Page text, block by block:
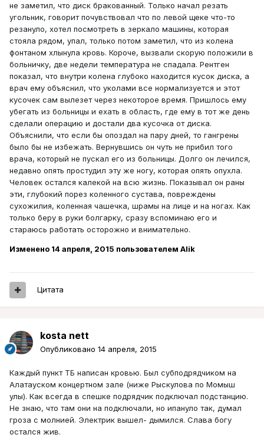
не заметил, что диск бракованный. Только начал резать
угольник, говорит почувствовал что по левой щеке что-то
резануло, хотел посмотреть в зеркало машины, которая
стояла рядом, упал, только потом заметил, что из колена
фонтаном хлынула кровь. Короче, вызвали скорую положили в
больничку, две недели температура не спадала. Рентген
показал, что внутри колена глубоко находится кусок диска, а
врач ему объяснил, что уколами все нормализуется и этот
кусочек сам вылезет через некоторое время. Пришлось ему
убегать из больницы и ехать в область, где ему в тот же день
сделали операцию и достали два кусочка от диска.
Объяснили, что если бы опоздал на пару дней, то гангрены
было бы не избежать. Вернувшись он чуть не прибил того
врача, который не пускал его из больницы. Долго он лечился,
недавно опять простудил эту же ногу, которая опять опухла.
Человек остался калекой на всю жизнь. Показывал он раны
эти, глубокий порез коленного сустава, повреждены
сухожилия, коленная чашечка, шрамы на лице и на ногах. Как
только беру в руки болгарку, сразу вспоминаю его и
стараюсь работать осторожно и внимательно.
Изменено 14 апреля, 2015 пользователем Alik
Цитата
kosta nett
Опубликовано 14 апреля, 2015
Каждый пункт ТБ написан кровью. Был субподрядчиком на
Алатауском концертном зале (ниже Рыскулова по Момыш
улы). Как всегда в спешке подрядчик подключал подстанцию.
Не знаю, что там они на подключали, но ипануло так, думал
гроза с молнией. Электрик вышел- дымился. Слава богу
остался жив.